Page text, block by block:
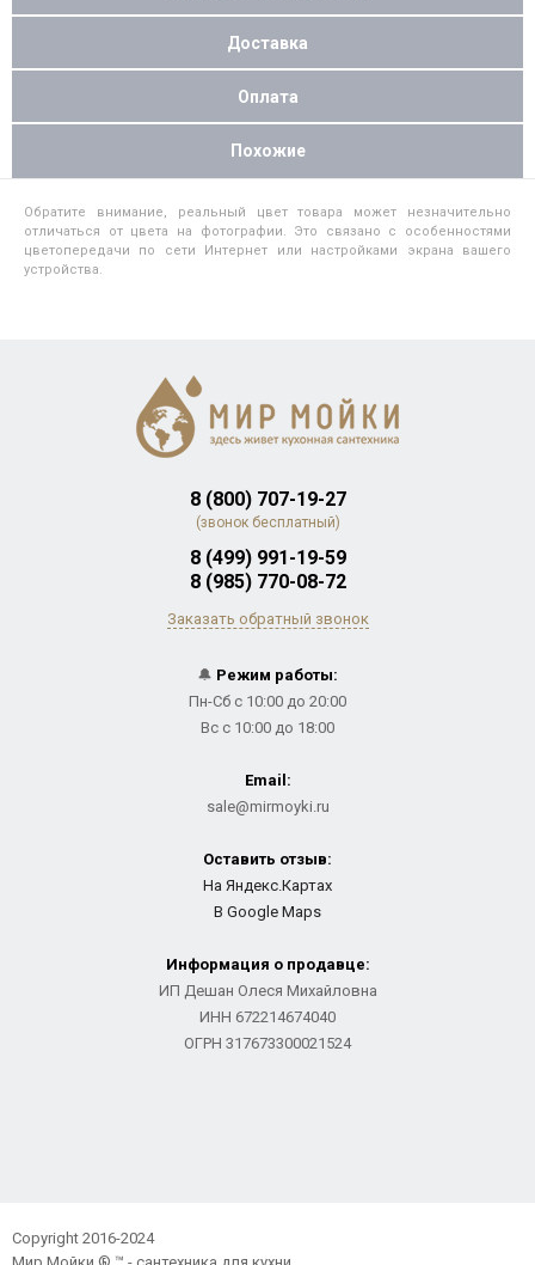
Доставка
Оплата
Похожие
Обратите внимание, реальный цвет товара может незначительно
отличаться от цвета на фотографии. Это связано с особенностями
цветопередачи по сети Интернет или настройками экрана вашего
устройства.
8 (800) 707-19-27
(звонок бесплатный)
8 (499) 991-19-59
8 (985) 770-08-72
Заказать обратный звонок
🔔 Режим работы:
Пн-Сб с 10:00 до 20:00
Вс с 10:00 до 18:00
Email:
sale@mirmoyki.ru
Оставить отзыв:
На Яндекс.Картах
В Google Maps
Информация о продавце:
ИП Дешан Олеся Михайловна
ИНН 672214674040
ОГРН 317673300021524
Copyright 2016-2024